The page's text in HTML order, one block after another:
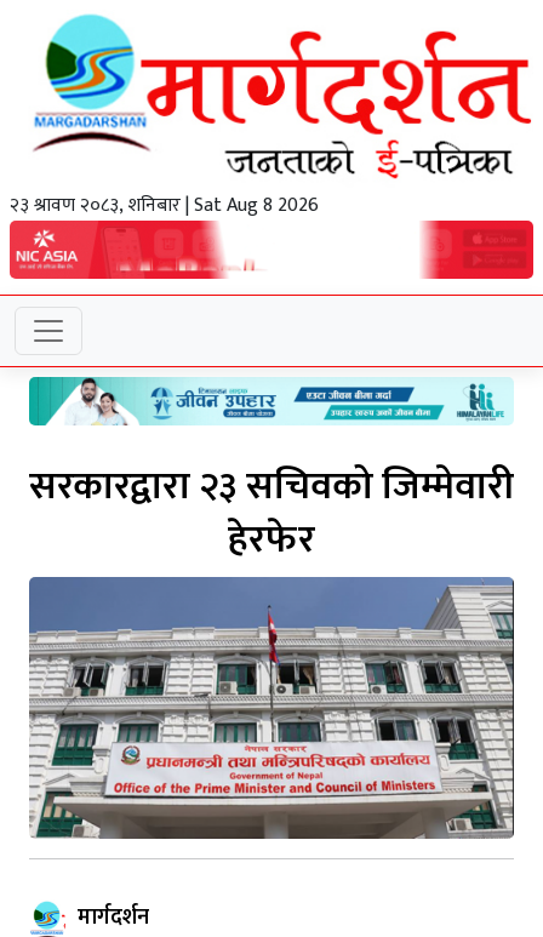
२३ श्रावण २०८३, शनिबार | Sat Aug 8 2026
सरकारद्वारा २३ सचिवको जिम्मेवारी
हेरफेर
मार्गदर्शन